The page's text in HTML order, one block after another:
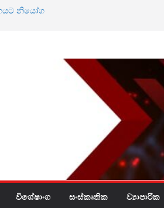
නියෝග
විශේෂාංග සංස්කෘතික ව්‍යාපාරික